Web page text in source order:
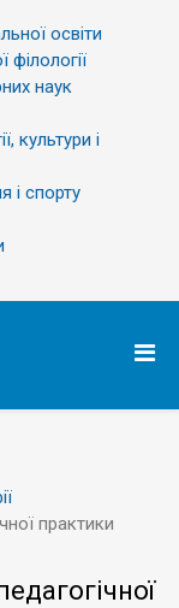
освіти
наук
культури і
і спорту
практики